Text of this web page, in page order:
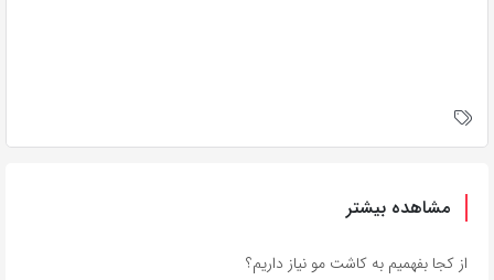
مشاهده بیشتر
از کجا بفهمیم به کاشت مو نیاز داریم؟